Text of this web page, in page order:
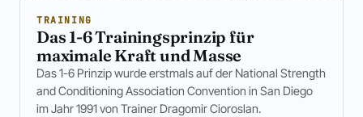
TRAINING
Das 1-6 Trainingsprinzip für
maximale Kraft und Masse
Das 1-6 Prinzip wurde erstmals auf der National Strength
and Conditioning Association Convention in San Diego
im Jahr 1991 von Trainer Dragomir Cioroslan.